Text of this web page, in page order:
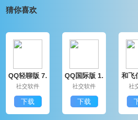
猜你喜欢
QQ轻聊版 7.
9.14314.0
社交软件
下载
QQ国际版 1.
91.1370.0
社交软件
下载
和飞
社